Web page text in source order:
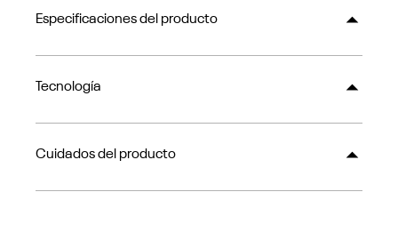
Especificaciones del producto
Tecnología
Cuidados del producto